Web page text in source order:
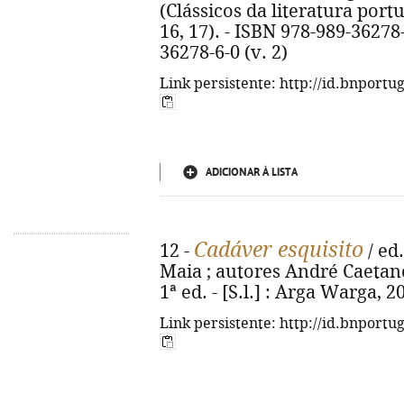
(Clássicos da literatura
16, 17). - ISBN 978-989-
36278-6-0 (v. 2)
Link persistente: http://
ADICIONAR À LISTA
12 - Cadáver esquisito /
Maia ; autores André
1ª ed. - [S.l.] : Arga Warga,
Link persistente: http://